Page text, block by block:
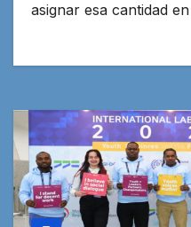
asignar esa cantidad